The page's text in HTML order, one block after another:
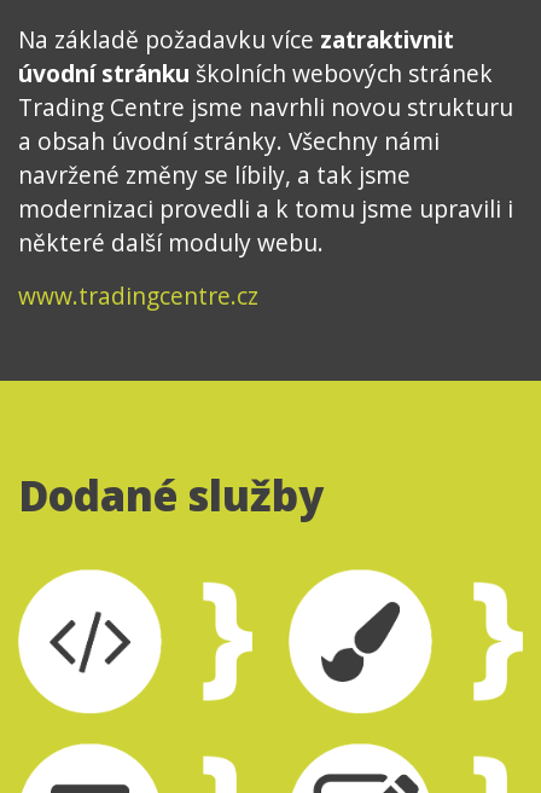
Na základě požadavku více zatraktivnit
úvodní stránku školních webových stránek
Trading Centre jsme navrhli novou strukturu
a obsah úvodní stránky. Všechny námi
navržené změny se líbily, a tak jsme
modernizaci provedli a k tomu jsme upravili i
některé další moduly webu.
www.tradingcentre.cz
Dodané služby